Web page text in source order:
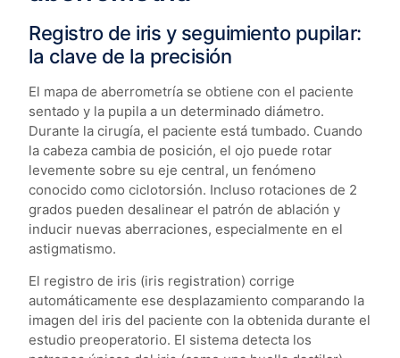
Registro de iris y seguimiento pupilar:
la clave de la precisión
El mapa de aberrometría se obtiene con el paciente
sentado y la pupila a un determinado diámetro.
Durante la cirugía, el paciente está tumbado. Cuando
la cabeza cambia de posición, el ojo puede rotar
levemente sobre su eje central, un fenómeno
conocido como ciclotorsión. Incluso rotaciones de 2
grados pueden desalinear el patrón de ablación y
inducir nuevas aberraciones, especialmente en el
astigmatismo.
El registro de iris (iris registration) corrige
automáticamente ese desplazamiento comparando la
imagen del iris del paciente con la obtenida durante el
estudio preoperatorio. El sistema detecta los